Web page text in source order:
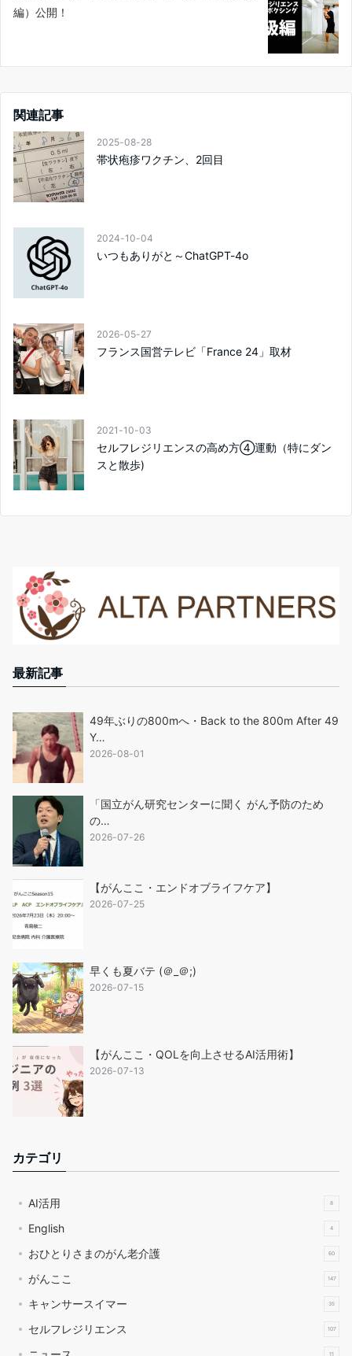
編）公開！
関連記事
2025-08-28
帯状疱疹ワクチン、2回目
2024-10-04
いつもありがと～ChatGPT-4o
2026-05-27
フランス国営テレビ「France 24」取材
2021-10-03
セルフレジリエンスの高め方④運動（特にダン
スと散歩)
最新記事
49年ぶりの800mへ・Back to the 800m After 49
Y…
2026-08-01
「国立がん研究センターに聞く がん予防のため
の…
2026-07-26
【がんここ・エンドオブライフケア】
2026-07-25
早くも夏バテ (＠_＠;)
2026-07-15
【がんここ・QOLを向上させるAI活用術】
2026-07-13
カテゴリ
AI活用 8
English 4
おひとりさまのがん老介護 60
がんここ 147
キャンサースイマー 35
セルフレジリエンス 107
11